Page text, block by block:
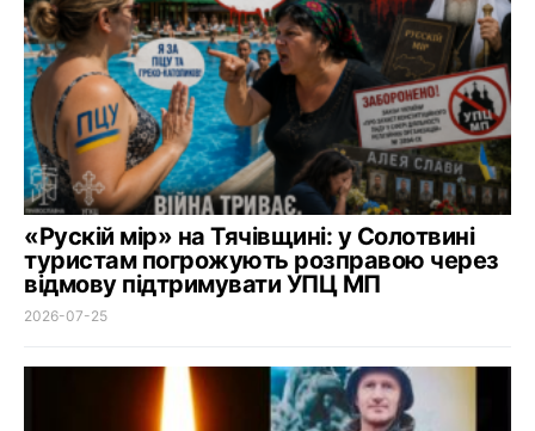
«Рускій мір» на Тячівщині: у Солотвині
туристам погрожують розправою через
відмову підтримувати УПЦ МП
2026-07-25